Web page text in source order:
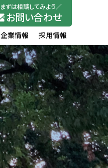
お問い合わせ
企業情報 採用情報